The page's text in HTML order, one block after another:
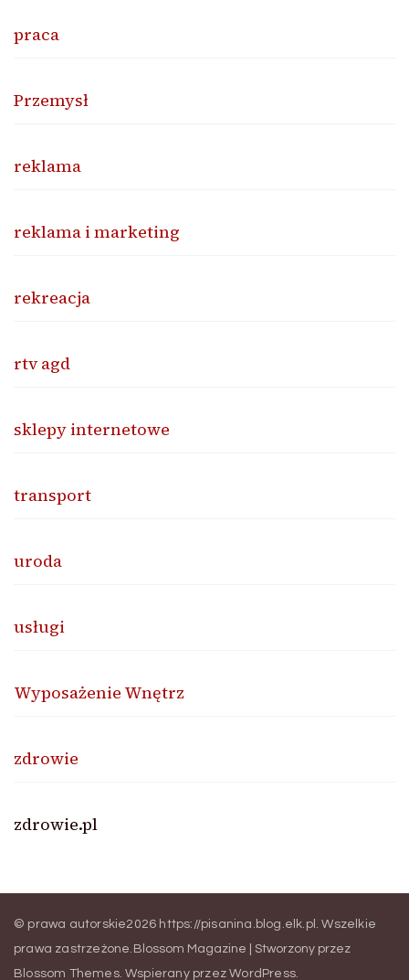
praca
Przemysł
reklama
reklama i marketing
rekreacja
rtv agd
sklepy internetowe
transport
uroda
usługi
Wyposażenie Wnętrz
zdrowie
zdrowie.pl
© prawa autorskie2026 https://pisanina.blog.elk.pl . Wszelkie
prawa zastrzeżone. Blossom Magazine | Stworzony przez
Blossom Themes. Wspierany przezWordPress.